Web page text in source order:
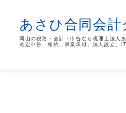
あさひ合同会
岡山の税務・会計・申告なら税理士法人
確定申告、相続、事業承継、法人設立、